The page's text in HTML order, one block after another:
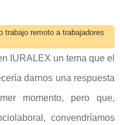
trabajo remoto a trabajadores
IURALEX un tema que el
darnos una respuesta
momento, pero que,
convendríamos